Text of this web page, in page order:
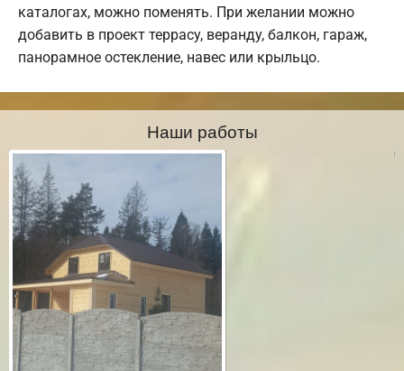
каталогах, можно поменять. При желании можно
добавить в проект террасу, веранду, балкон, гараж,
панорамное остекление, навес или крыльцо.
Наши работы